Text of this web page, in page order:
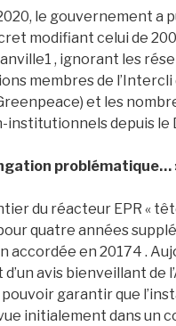
le gouvernement a
modifiant celui de
, ignorant les
membres de l’Intercli
et les
institutionnels depuis le
problématique…
du réacteur EPR «
quatre années
accordée en 20174 .
avis bienveillant de
garantir que
initialement dans un